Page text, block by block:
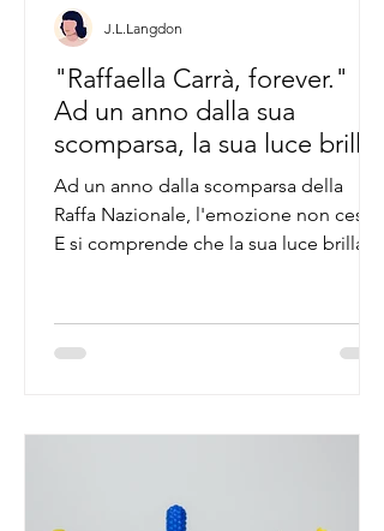
"Raffaella Carrà, forever."
Ad un anno dalla sua
scomparsa, la sua luce brilla
ancora più forte.
Ad un anno dalla scomparsa della
Raffa Nazionale, l'emozione non cessa.
E si comprende che la sua luce brilla
J.L.Langdon